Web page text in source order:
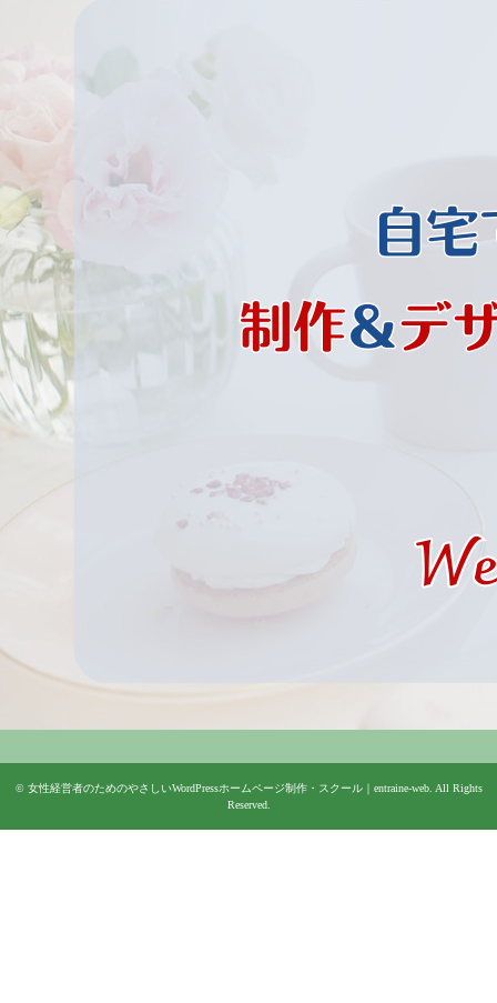
© 女性経営者のためのやさしいWordPressホームページ制作・スクール｜entraine-web. All Rights
Reserved.